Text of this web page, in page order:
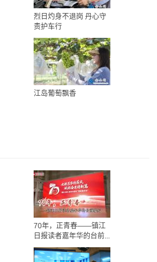
烈日灼身不退岗 丹心守
责护车行
江岛葡萄飘香
70年，正青春——镇江
日报读者嘉年华的台前...